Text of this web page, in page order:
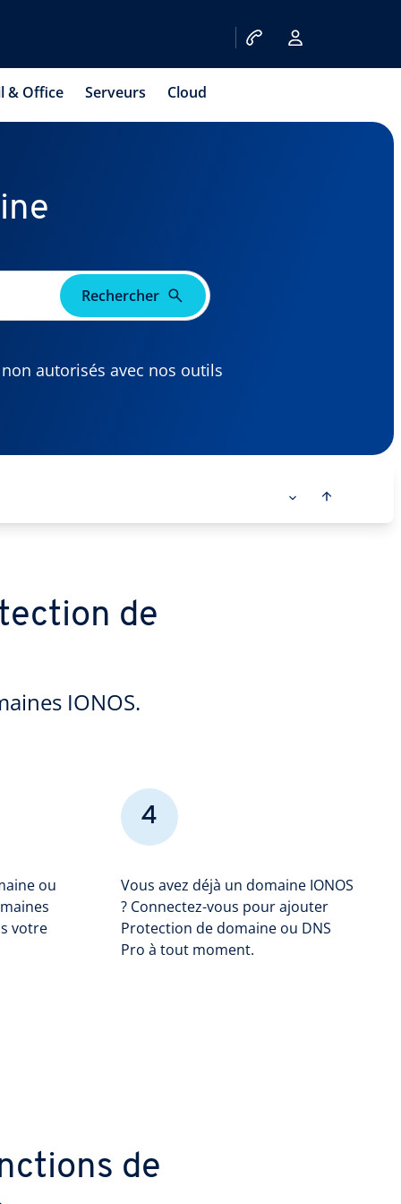
& Office Serveurs Cloud
Rechercher
autorisés avec nos outils
de
IONOS.
ou
votre
4
Vous avez déjà un domaine IONOS
? Connectez-vous pour ajouter
Protection de domaine ou DNS
Pro à tout moment.
de